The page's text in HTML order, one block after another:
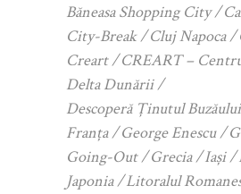
Băneasa Shopping City
City-Break
Cluj Napoca
Creart
CREART –
Delta Dunării
Descoperă Ținutul Buzăului
Franța
George Enescu
Going-Out
Grecia Iași
Japonia
Litoralul